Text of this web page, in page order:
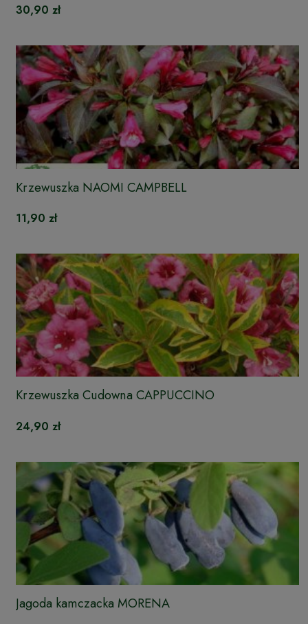
30,90 zł
Krzewuszka NAOMI CAMPBELL
11,90 zł
Krzewuszka Cudowna CAPPUCCINO
24,90 zł
Jagoda kamczacka MORENA